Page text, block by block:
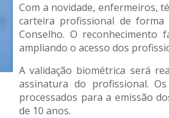
Com a novidade, enfermeiros,
carteira profissional de forma
Conselho. O reconhecimento
ampliando o acesso dos
A validação biométrica será
assinatura do profissional.
processados para a emissão
de 10 anos.